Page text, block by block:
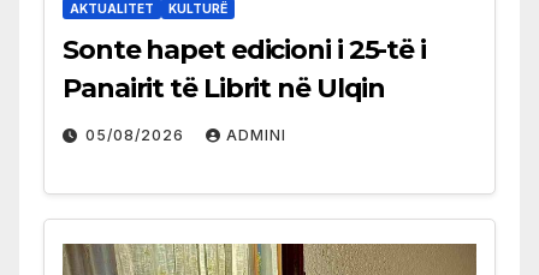
AKTUALITET KULTURË
Sonte hapet edicioni i 25-të i
Panairit të Librit në Ulqin
05/08/2026 ADMINI